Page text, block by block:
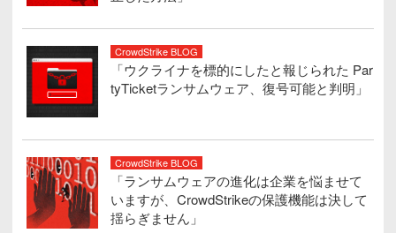
CrowdStrike BLOG
「ウクライナを標的にしたと報じられた Par
tyTicketランサムウェア、復号可能と判明」
CrowdStrike BLOG
「ランサムウェアの進化は企業を悩ませて
いますが、CrowdStrikeの保護機能は決して
揺らぎません」